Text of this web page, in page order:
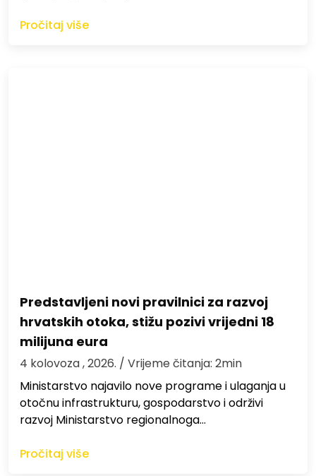
Pročitaj više
Predstavljeni novi pravilnici za razvoj
hrvatskih otoka, stižu pozivi vrijedni 18
milijuna eura
4 kolovoza , 2026. / Vrijeme čitanja: 2min
Ministarstvo najavilo nove programe i ulaganja u
otočnu infrastrukturu, gospodarstvo i održivi
razvoj Ministarstvo regionalnoga…
Pročitaj više